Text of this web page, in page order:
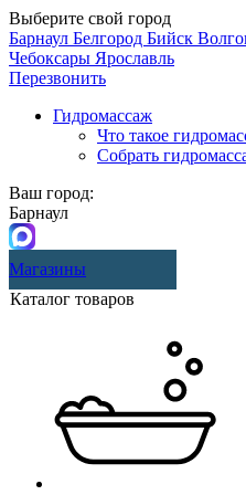
Выберите свой город
Барнаул Белгород Бийск
Чебоксары Ярославль
Перезвонить
Гидромассаж
Что такое
Собрать
Ваш город:
Барнаул
Магазины
Каталог товаров